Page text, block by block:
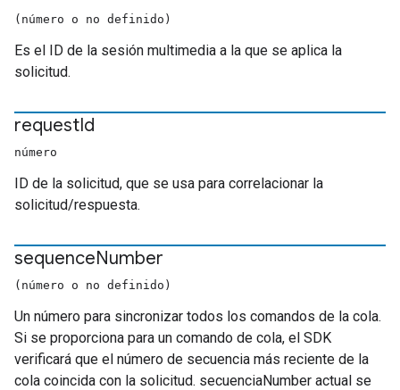
(número o no definido)
Es el ID de la sesión multimedia a la que se aplica la
solicitud.
requestId
número
ID de la solicitud, que se usa para correlacionar la
solicitud/respuesta.
sequenceNumber
(número o no definido)
Un número para sincronizar todos los comandos de la cola.
Si se proporciona para un comando de cola, el SDK
verificará que el número de secuencia más reciente de la
cola coincida con la solicitud. secuenciaNumber actual se